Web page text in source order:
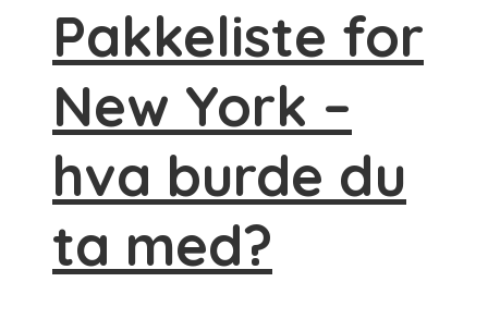
Pakkeliste for
New York –
hva burde du
ta med?